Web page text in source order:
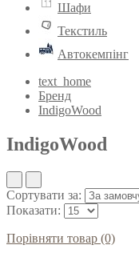
Шафи
Текстиль
Автокемпінг
text_home
Бренд
IndigoWood
IndigoWood
Сортувати за:
Показати:
Порівняти товар (0)